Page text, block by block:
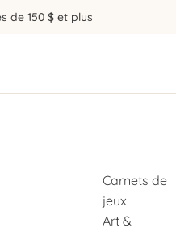
de 150 $ et plus
Carnets de
jeux
Art &